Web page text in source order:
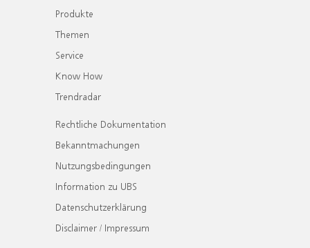
Produkte
Themen
Service
Know How
Trendradar
Rechtliche Dokumentation
Bekanntmachungen
Nutzungsbedingungen
Information zu UBS
Datenschutzerklärung
Disclaimer / Impressum